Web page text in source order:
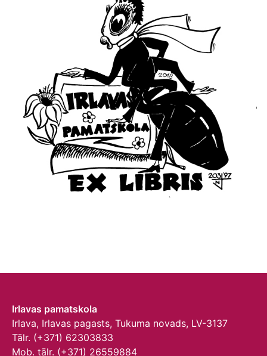
Irlavas pamatskola
Irlava, Irlavas pagasts, Tukuma novads, LV-3137
Tālr. (+371) 62303833
Mob. tālr. (+371) 26559884